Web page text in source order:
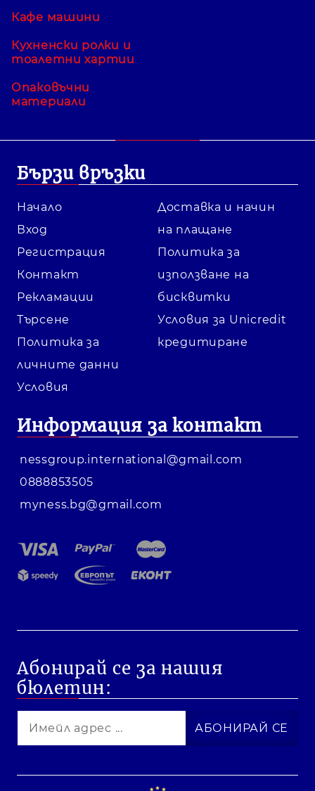
Кафе машини
Кухненски ролки и
тоалетни хартии
Опаковъчни
материали
Бързи връзки
Начало
Вход
Регистрация
Контакт
Рекламации
Търсене
Политика за
личните данни
Условия
Доставка и начин
на плащане
Политика за
използване на
бисквитки
Условия за Unicredit
кредитиране
Информация за контакт
nessgroup.international@gmail.com
0888853505
myness.bg@gmail.com
Абонирай се за нашия
бюлетин: